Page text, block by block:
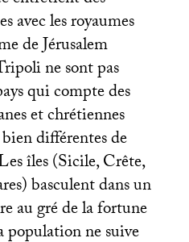
avec les royaumes
de Jérusalem
ne sont pas
qui compte des
et chrétiennes
différentes de
îles (Sicile, Crête,
basculent dans un
au gré de la fortune
population ne suive